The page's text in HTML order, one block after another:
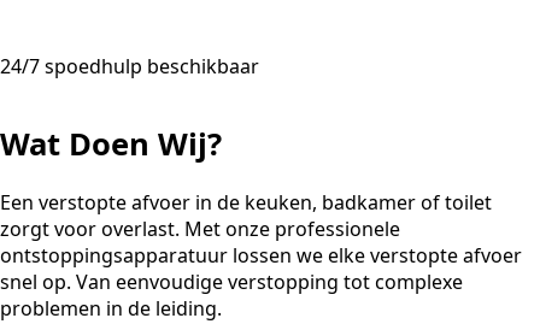
24/7 spoedhulp beschikbaar
Wat Doen Wij?
Een verstopte afvoer in de keuken, badkamer of toilet
zorgt voor overlast. Met onze professionele
ontstoppingsapparatuur lossen we elke verstopte afvoer
snel op. Van eenvoudige verstopping tot complexe
problemen in de leiding.